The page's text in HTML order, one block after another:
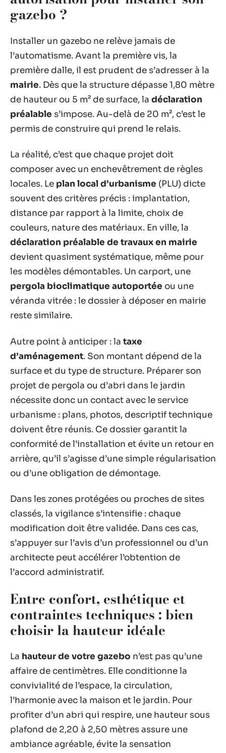
gazebo ?
Installer un gazebo ne relève jamais de
l’automatisme. Avant la première vis, la
première dalle, il est prudent de s’adresser à la
mairie. Dès que la structure dépasse 1,80 mètre
de hauteur ou 5 m² de surface, la déclaration
préalable s’impose. Au-delà de 20 m², c’est le
permis de construire qui prend le relais.
La réalité, c’est que chaque projet doit
composer avec un enchevêtrement de règles
locales. Le plan local d’urbanisme (PLU) dicte
souvent des critères précis : implantation,
distance par rapport à la limite, choix de
couleurs, nature des matériaux. En ville, la
déclaration préalable de travaux en mairie
devient quasiment systématique, même pour
les modèles démontables. Un carport, une
pergola bioclimatique autoportée ou une
véranda vitrée : le dossier à déposer en mairie
reste similaire.
Autre point à anticiper : la taxe
d’aménagement. Son montant dépend de la
surface et du type de structure. Préparer son
projet de pergola ou d’abri dans le jardin
nécessite donc un contact avec le service
urbanisme : plans, photos, descriptif technique
doivent être réunis. Ce dossier garantit la
conformité de l’installation et évite un retour en
arrière, qu’il s’agisse d’une simple régularisation
ou d’une obligation de démontage.
Dans les zones protégées ou proches de sites
classés, la vigilance s’intensifie : chaque
modification doit être validée. Dans ces cas,
s’appuyer sur l’avis d’un professionnel ou d’un
architecte peut accélérer l’obtention de
l’accord administratif.
Entre confort, esthétique et
contraintes techniques : bien
choisir la hauteur idéale
La hauteur de votre gazebo n’est pas qu’une
affaire de centimètres. Elle conditionne la
convivialité de l’espace, la circulation,
l’harmonie avec la maison et le jardin. Pour
profiter d’un abri qui respire, une hauteur sous
plafond de 2,20 à 2,50 mètres assure une
ambiance agréable, évite la sensation